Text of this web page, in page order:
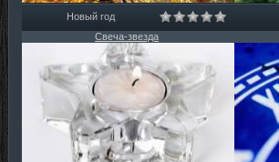
Новый год
Свеча-звезда